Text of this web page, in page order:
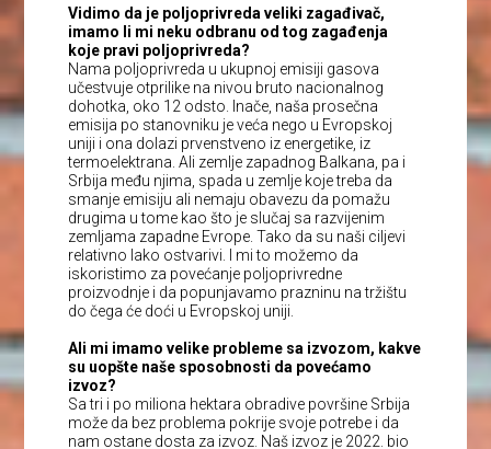
Vidimo da je poljoprivreda veliki zagađivač,
imamo li mi neku odbranu od tog zagađenja
koje pravi poljoprivreda?
Nama poljoprivreda u ukupnoj emisiji gasova
učestvuje otprilike na nivou bruto nacionalnog
dohotka, oko 12 odsto. Inače, naša prosečna
emisija po stanovniku je veća nego u Evropskoj
uniji i ona dolazi prvenstveno iz energetike, iz
termoelektrana. Ali zemlje zapadnog Balkana, pa i
Srbija među njima, spada u zemlje koje treba da
smanje emisiju ali nemaju obavezu da pomažu
drugima u tome kao što je slučaj sa razvijenim
zemljama zapadne Evrope. Tako da su naši ciljevi
relativno lako ostvarivi. I mi to možemo da
iskoristimo za povećanje poljoprivredne
proizvodnje i da popunjavamo prazninu na tržištu
do čega će doći u Evropskoj uniji.
Ali mi imamo velike probleme sa izvozom, kakve
su uopšte naše sposobnosti da povećamo
izvoz?
Sa tri i po miliona hektara obradive površine Srbija
može da bez problema pokrije svoje potrebe i da
nam ostane dosta za izvoz. Naš izvoz je 2022. bio